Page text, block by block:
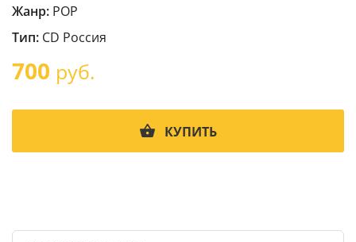
Жанр: POP
Тип: CD Россия
700 руб.
КУПИТЬ